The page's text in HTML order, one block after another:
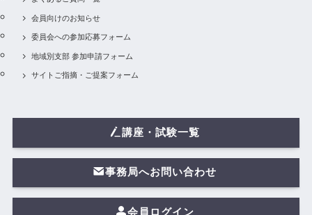
会員向けのお知らせ
委員会への参加応募フォーム
地域別支部 参加申請フォーム
サイトご指摘・ご提案フォーム
講座・試験一覧
事務局へお問い合わせ
会員ログイン